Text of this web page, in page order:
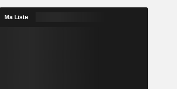
Ma Liste